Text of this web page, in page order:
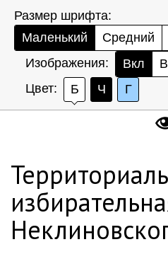
Размер шрифта:
Маленький
Средний
Изображения:
Вкл
Цвет:
Б Ч Г